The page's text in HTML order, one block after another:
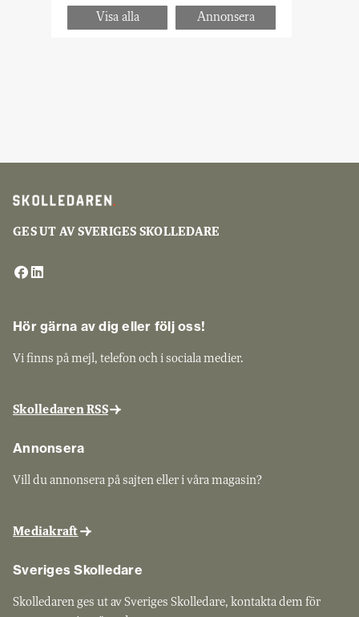
GES UT AV SVERIGES SKOLLEDARE
Hör gärna av dig eller följ oss!
Vi finns på mejl, telefon och i sociala medier.
Skolledaren RSS
Annonsera
Vill du annonsera på sajten eller i våra magasin?
Mediakraft
Sveriges Skolledare
Skolledaren ges ut av Sveriges Skolledare, kontakta dem för